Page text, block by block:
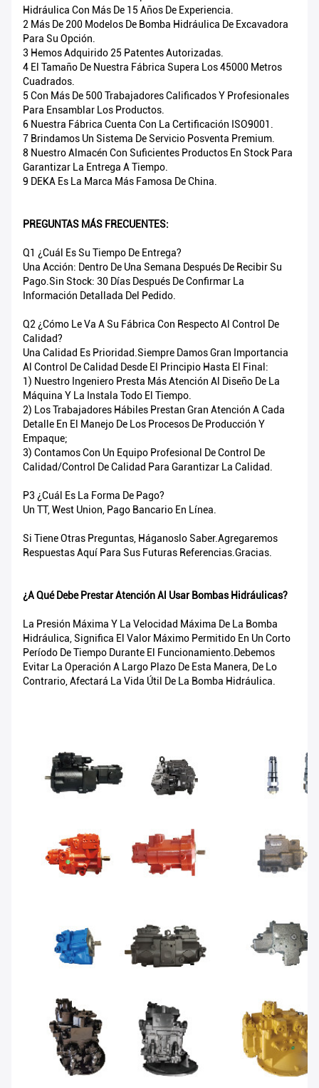
Hidráulica Con Más De 15 Años De Experiencia.
2 Más De 200 Modelos De Bomba Hidráulica De Excavadora
Para Su Opción.
3 Hemos Adquirido 25 Patentes Autorizadas.
4 El Tamaño De Nuestra Fábrica Supera Los 45000 Metros
Cuadrados.
5 Con Más De 500 Trabajadores Calificados Y Profesionales
Para Ensamblar Los Productos.
6 Nuestra Fábrica Cuenta Con La Certificación ISO9001.
7 Brindamos Un Sistema De Servicio Posventa Premium.
8 Nuestro Almacén Con Suficientes Productos En Stock Para
Garantizar La Entrega A Tiempo.
9 DEKA Es La Marca Más Famosa De China.
PREGUNTAS MÁS FRECUENTES:
Q1 ¿Cuál Es Su Tiempo De Entrega?
Una Acción: Dentro De Una Semana Después De Recibir Su
Pago.Sin Stock: 30 Días Después De Confirmar La
Información Detallada Del Pedido.
Q2 ¿Cómo Le Va A Su Fábrica Con Respecto Al Control De
Calidad?
Una Calidad Es Prioridad.Siempre Damos Gran Importancia
Al Control De Calidad Desde El Principio Hasta El Final:
1) Nuestro Ingeniero Presta Más Atención Al Diseño De La
Máquina Y La Instala Todo El Tiempo.
2) Los Trabajadores Hábiles Prestan Gran Atención A Cada
Detalle En El Manejo De Los Procesos De Producción Y
Empaque;
3) Contamos Con Un Equipo Profesional De Control De
Calidad/control De Calidad Para Garantizar La Calidad.
P3 ¿Cuál Es La Forma De Pago?
Un TT, West Union, Pago Bancario En Línea.
Si Tiene Otras Preguntas, Háganoslo Saber.Agregaremos
Respuestas Aquí Para Sus Futuras Referencias.Gracias.
¿A Qué Debe Prestar Atención Al Usar Bombas Hidráulicas?
La Presión Máxima Y La Velocidad Máxima De La Bomba
Hidráulica, Significa El Valor Máximo Permitido En Un Corto
Período De Tiempo Durante El Funcionamiento.Debemos
Evitar La Operación A Largo Plazo De Esta Manera, De Lo
Contrario, Afectará La Vida Útil De La Bomba Hidráulica.